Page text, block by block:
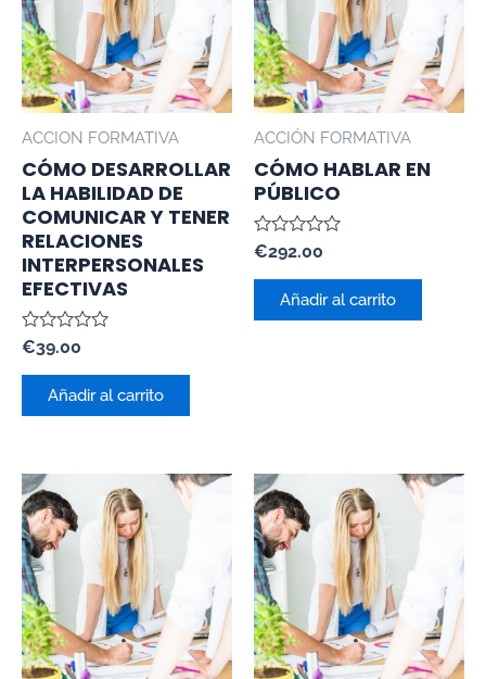
ACCION FORMATIVA
CÓMO DESARROLLAR
LA HABILIDAD DE
COMUNICAR Y TENER
RELACIONES
INTERPERSONALES
EFECTIVAS
Valorado
con
0
€39.00
Añadir al carrito
ACCIÓN FORMATIVA
CÓMO HABLAR EN
PÚBLICO
Valorado
0
€292.00
Añadir al carrito